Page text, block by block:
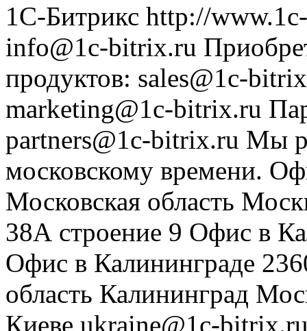
1С-Битрикс http://
info@1c-bitrix.ru
продуктов: sales@1c-
marketing@1c-bitrix.ru
partners@1c-bitrix.ru Мы
московскому времени.
Московская область
38А строение 9 Офис в
Офис в Калининграде
область Калининград
Киеве ukraine@1c-